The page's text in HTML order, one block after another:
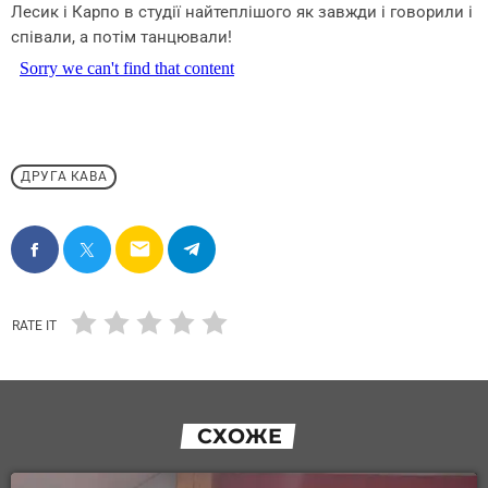
Лесик і Карпо в студії найтеплішого як завжди і говорили і
співали, а потім танцювали!
ДРУГА КАВА
email
RATE IT
СХОЖЕ